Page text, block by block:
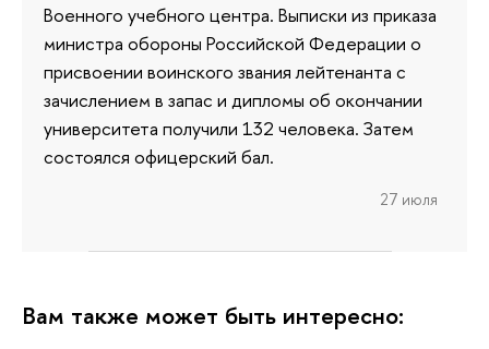
Военного учебного центра. Выписки из приказа
министра обороны Российской Федерации о
присвоении воинского звания лейтенанта с
зачислением в запас и дипломы об окончании
университета получили 132 человека. Затем
состоялся офицерский бал.
27 июля
Вам также может быть интересно: